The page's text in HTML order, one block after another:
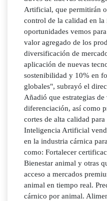
Artificial, que permitirán
control de la calidad en la
oportunidades vemos
valor agregado de los
diversificación de
aplicación de nuevas
sostenibilidad y 10% en
globales", subrayó el
Añadió que estrategias
diferenciación, así como
cortes de alta calidad
Inteligencia Artificial
en la industria cárnica
como: Fortalecer
Bienestar animal y otras
acceso a mercados
animal en tiempo real.
cárnico por animal.